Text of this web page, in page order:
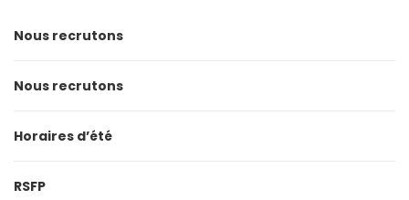
Nous recrutons
Nous recrutons
Horaires d’été
RSFP